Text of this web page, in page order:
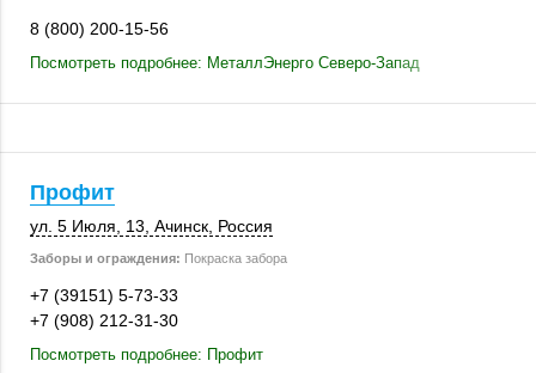
8 (800) 200-15-56
Посмотреть подробнее: МеталлЭнерго Северо-Запад
Профит
ул. 5 Июля, 13 Ачинск Россия
Заборы и ограждения: Покраска забора
+7 (39151) 5-73-33
+7 (908) 212-31-30
Посмотреть подробнее: Профит